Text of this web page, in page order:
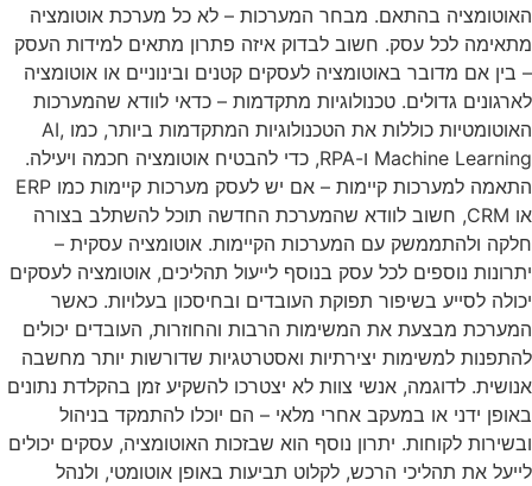
האוטומציה בהתאם. מבחר המערכות – לא כל מערכת אוטומציה
מתאימה לכל עסק. חשוב לבדוק איזה פתרון מתאים למידות העסק
– בין אם מדובר באוטומציה לעסקים קטנים ובינוניים או אוטומציה
לארגונים גדולים. טכנולוגיות מתקדמות – כדאי לוודא שהמערכות
האוטומטיות כוללות את הטכנולוגיות המתקדמות ביותר, כמו AI,
Machine Learning ו-RPA, כדי להבטיח אוטומציה חכמה ויעילה.
התאמה למערכות קיימות – אם יש לעסק מערכות קיימות כמו ERP
או CRM, חשוב לוודא שהמערכת החדשה תוכל להשתלב בצורה
חלקה ולהתממשק עם המערכות הקיימות. אוטומציה עסקית –
יתרונות נוספים לכל עסק בנוסף לייעול תהליכים, אוטומציה לעסקים
יכולה לסייע בשיפור תפוקת העובדים ובחיסכון בעלויות. כאשר
המערכת מבצעת את המשימות הרבות והחוזרות, העובדים יכולים
להתפנות למשימות יצירתיות ואסטרטגיות שדורשות יותר מחשבה
אנושית. לדוגמה, אנשי צוות לא יצטרכו להשקיע זמן בהקלדת נתונים
באופן ידני או במעקב אחרי מלאי – הם יוכלו להתמקד בניהול
ובשירות לקוחות. יתרון נוסף הוא שבזכות האוטומציה, עסקים יכולים
לייעל את תהליכי הרכש, לקלוט תביעות באופן אוטומטי, ולנהל